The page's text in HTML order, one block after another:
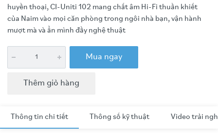
huyền thoại, CI-Uniti 102 mang chất âm Hi-Fi thuần khiết
của Naim vào mọi căn phòng trong ngôi nhà bạn, vận hành
mượt mà và ẩn mình đầy nghệ thuật
Mua ngay
Thêm giỏ hàng
Thông tin chi tiết Thông số kỹ thuật Video trải